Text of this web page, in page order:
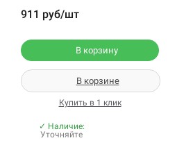
911 руб/шт
В корзину
В корзине
Купить в 1 клик
✓ Наличие:
Уточняйте